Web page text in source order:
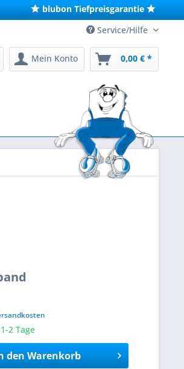
blubon Tiefpreisgarantie
Service/Hilfe
Mein Konto 0,00 € *
2 Tage
den Warenkorb